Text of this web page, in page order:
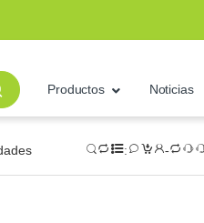
Productos Noticias